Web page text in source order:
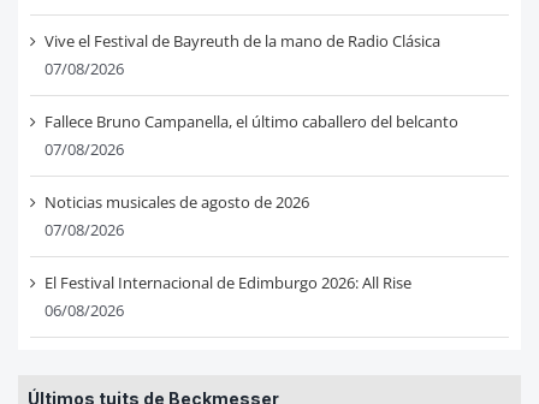
Vive el Festival de Bayreuth de la mano de Radio Clásica
07/08/2026
Fallece Bruno Campanella, el último caballero del belcanto
07/08/2026
Noticias musicales de agosto de 2026
07/08/2026
El Festival Internacional de Edimburgo 2026: All Rise
06/08/2026
Últimos tuits de Beckmesser